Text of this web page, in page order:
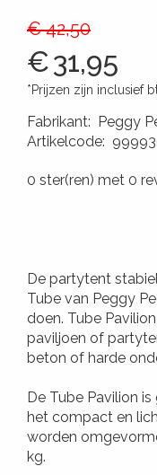
€ 42,50
€31,95
*Prijzen zijn inclusief
Fabrikant: Peggy
Artikelcode:
0 ster(ren) met 0
De partytent
Tube van Peggy
doen. Tube
paviljoen of
beton of harde
De Tube Pavilion
het compact en
worden
kg.